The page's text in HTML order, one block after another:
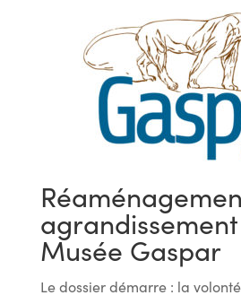
Musée Gaspar
Le dossier démarre : la